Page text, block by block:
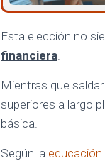
Esta elección no
financiera.
Mientras que
superiores a largo
básica.
Según la